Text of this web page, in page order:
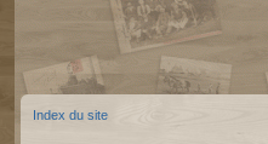
Index du site